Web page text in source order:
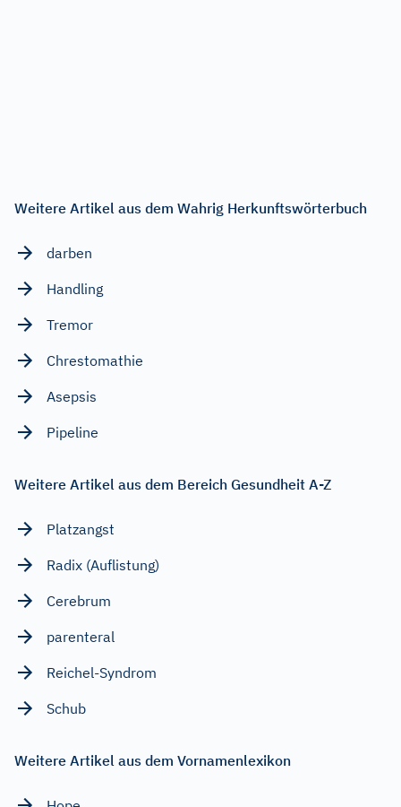
Weitere Artikel aus dem Wahrig Herkunftswörterbuch
darben
Handling
Tremor
Chrestomathie
Asepsis
Pipeline
Weitere Artikel aus dem Bereich Gesundheit A-Z
Platzangst
Radix (Auflistung)
Cerebrum
parenteral
Reichel-Syndrom
Schub
Weitere Artikel aus dem Vornamenlexikon